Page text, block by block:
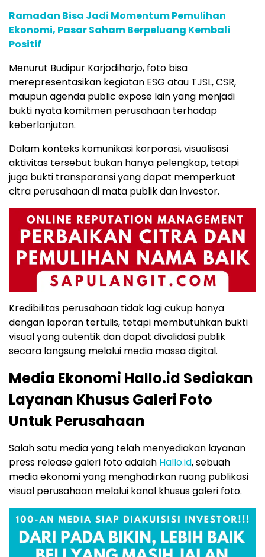
Ramadan Bisa Jadi Momentum Pemulihan
Ekonomi, Pasar Saham Berpeluang Kembali
Positif
Menurut Budipur Karjodiharjo, foto bisa
merepresentasikan kegiatan ESG atau TJSL, CSR,
maupun agenda public expose lain yang menjadi
bukti nyata komitmen perusahaan terhadap
keberlanjutan.
Dalam konteks komunikasi korporasi, visualisasi
aktivitas tersebut bukan hanya pelengkap, tetapi
juga bukti transparansi yang dapat memperkuat
citra perusahaan di mata publik dan investor.
Kredibilitas perusahaan tidak lagi cukup hanya
dengan laporan tertulis, tetapi membutuhkan bukti
visual yang autentik dan dapat divalidasi publik
secara langsung melalui media massa digital.
Media Ekonomi Hallo.id Sediakan
Layanan Khusus Galeri Foto
Untuk Perusahaan
Salah satu media yang telah menyediakan layanan
press release galeri foto adalah Hallo.id, sebuah
media ekonomi yang menghadirkan ruang publikasi
visual perusahaan melalui kanal khusus galeri foto.